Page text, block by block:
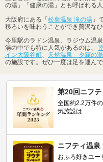
の湯」「健康の湯」とも呼ばれる人
大阪府にある「松葉温泉 滝の湯 」
移ろいを味わうことができ贅沢なひ
今里駅のラドン温泉、ラジウム温
湯の中でも特に人気があるのは、
イン大阪谷町
天然温泉 夕霧の
の施設です。ぜひ一度は足を運んで
第20回ニフ
全国約2.2万件
気施設は…
ニフティ温
おふろ好きユー